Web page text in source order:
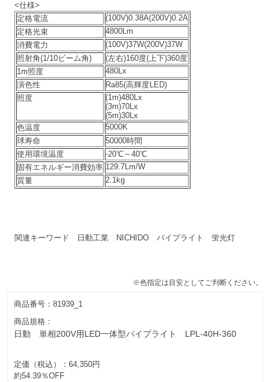
<仕様>
定格電流
(100V)0.38A(200V)0.2A
定格光束
4800Lm
消費電力
(100V)37W(200V)37W
照射角(1/10ビーム角)
(左右)160度(上下)360度
1m照度
480Lx
演色性
Ra85(高輝度LED)
照度
(1m)480Lx
(3m)70Lx
(5m)30Lx
色温度
5000K
球寿命
50000時間
使用環境温度
-20℃～40℃
固有エネルギー消費効率 129.7Lm/W
質量
2.1kg
関連キーワード 日動工業 NICHIDO パイプライト 蛍光灯
※色指定は目安としてご判断ください。
商品番号： 81939_1
商品規格：
日動 単相200V用LED一体型パイプライト LPL-40H-360
定価（税込）： 64,350円
約54.39％OFF